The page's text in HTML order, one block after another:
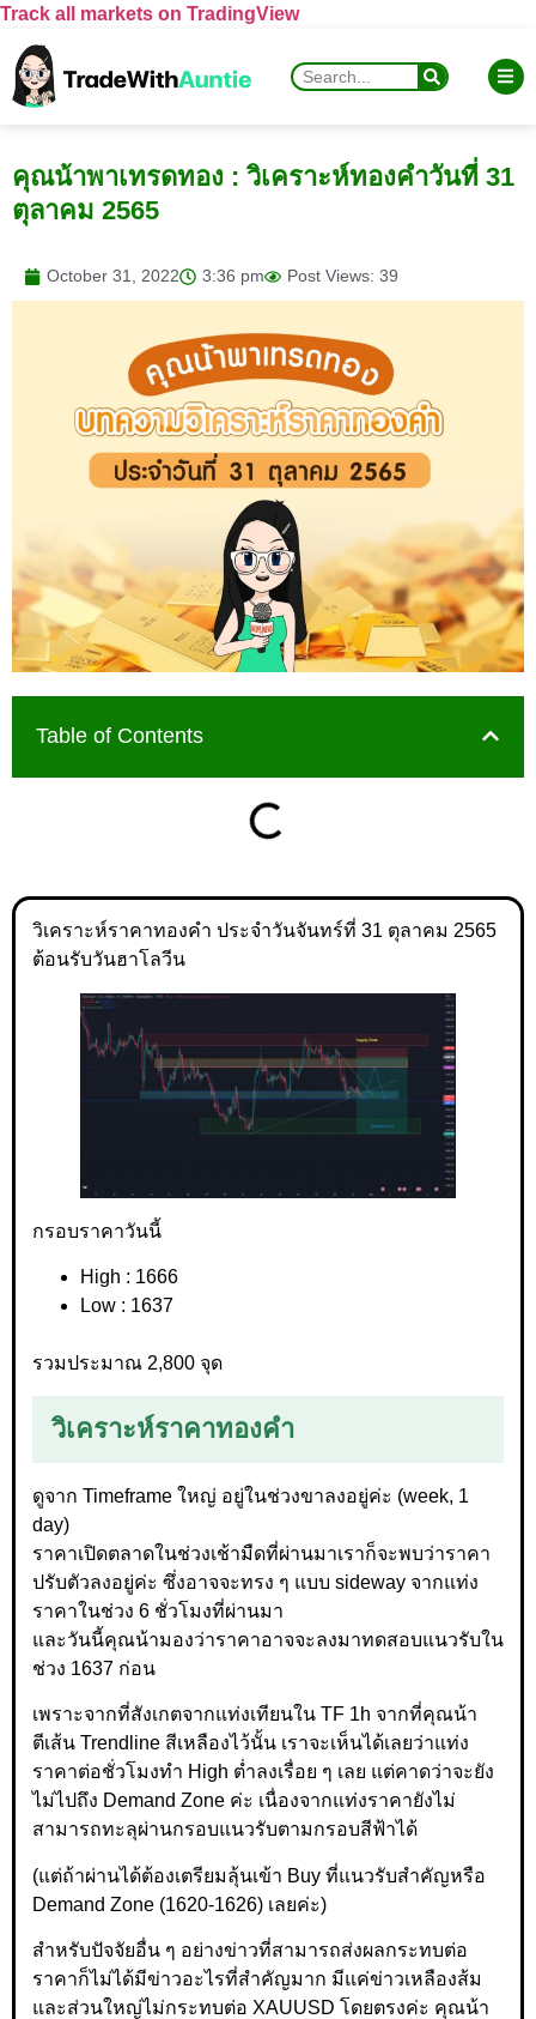
Track all markets on TradingView
คุณน้าพาเทรดทอง : วิเคราะห์ทองคำวันที่ 31
ตุลาคม 2565
October 31, 2022 3:36 pm Post Views: 39
Table of Contents
วิเคราะห์ราคาทองคำ ประจำวันจันทร์ที่ 31 ตุลาคม 2565
ต้อนรับวันฮาโลวีน
กรอบราคาวันนี้
High : 1666
Low : 1637
รวมประมาณ 2,800 จุด
วิเคราะห์ราคาทองคำ
ดูจาก Timeframe ใหญ่ อยู่ในช่วงขาลงอยู่ค่ะ (week, 1
day)
ราคาเปิดตลาดในช่วงเช้ามืดที่ผ่านมาเราก็จะพบว่าราคา
ปรับตัวลงอยู่ค่ะ ซึ่งอาจจะทรง ๆ แบบ sideway จากแท่ง
ราคาในช่วง 6 ชั่วโมงที่ผ่านมา
และวันนี้คุณน้ามองว่าราคาอาจจะลงมาทดสอบแนวรับใน
ช่วง 1637 ก่อน
เพราะจากที่สังเกตจากแท่งเทียนใน TF 1h จากที่คุณน้า
ตีเส้น Trendline สีเหลืองไว้นั้น เราจะเห็นได้เลยว่าแท่ง
ราคาต่อชั่วโมงทำ High ต่ำลงเรื่อย ๆ เลย แต่คาดว่าจะยัง
ไม่ไปถึง Demand Zone ค่ะ เนื่องจากแท่งราคายังไม่
สามารถทะลุผ่านกรอบแนวรับตามกรอบสีฟ้าได้
(แต่ถ้าผ่านได้ต้องเตรียมลุ้นเข้า Buy ที่แนวรับสำคัญหรือ
Demand Zone (1620-1626) เลยค่ะ)
สำหรับปัจจัยอื่น ๆ อย่างข่าวที่สามารถส่งผลกระทบต่อ
ราคาก็ไม่ได้มีข่าวอะไรที่สำคัญมาก มีแค่ข่าวเหลืองส้ม
และส่วนใหญ่ไม่กระทบต่อ XAUUSD โดยตรงค่ะ คุณน้า